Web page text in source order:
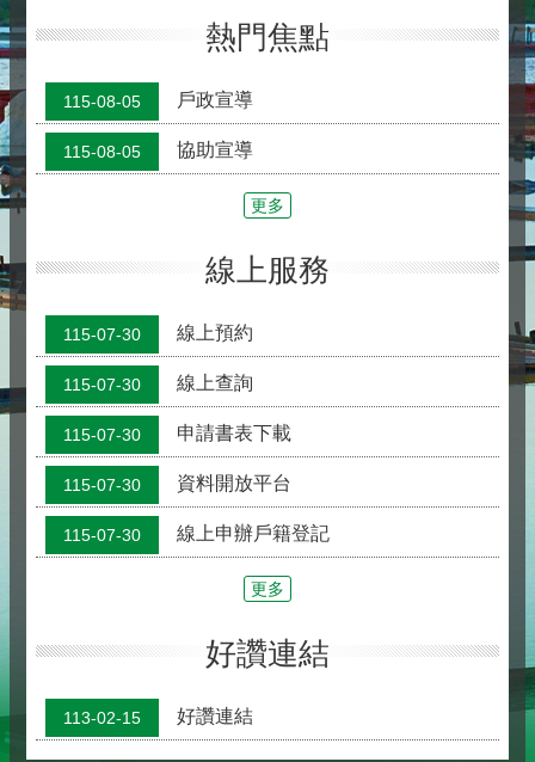
熱門焦點
115-08-05 戶政宣導
115-08-05 協助宣導
更多
線上服務
115-07-30 線上預約
115-07-30 線上查詢
115-07-30 申請書表下載
115-07-30 資料開放平台
115-07-30 線上申辦戶籍登記
更多
好讚連結
113-02-15 好讚連結